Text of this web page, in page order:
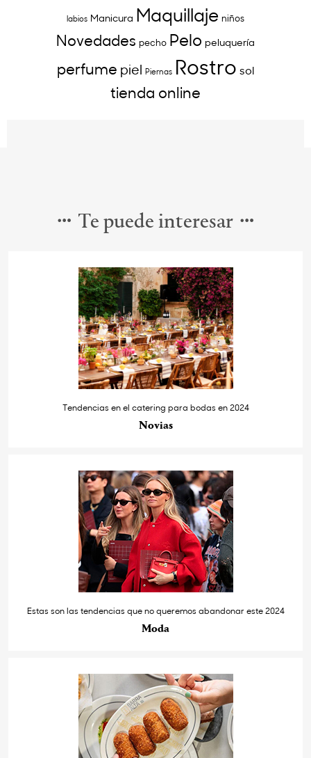
labios Manicura Maquillaje niños
Novedades pecho Pelo peluquería
perfume piel Piernas Rostro sol
tienda online
Te puede interesar
Tendencias en el catering para bodas en 2024
Novias
Estas son las tendencias que no queremos abandonar este 2024
Moda